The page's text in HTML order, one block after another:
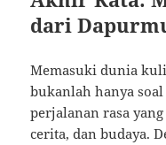
dari
Memasuki dunia
bukanlah hanya
perjalanan rasa
cerita, dan budaya.